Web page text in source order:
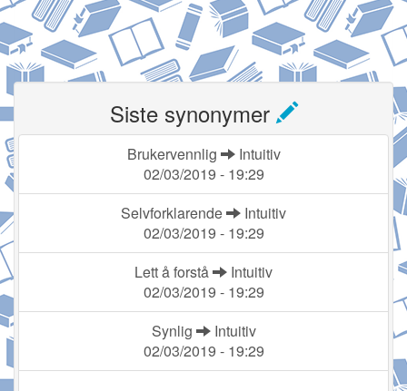
Siste synonymer
Brukervennlig
Intuitiv
02/03/2019 - 19:29
Selvforklarende
Intuitiv
02/03/2019 - 19:29
Lett å forstå
Intuitiv
02/03/2019 - 19:29
Synlig
Intuitiv
02/03/2019 - 19:29